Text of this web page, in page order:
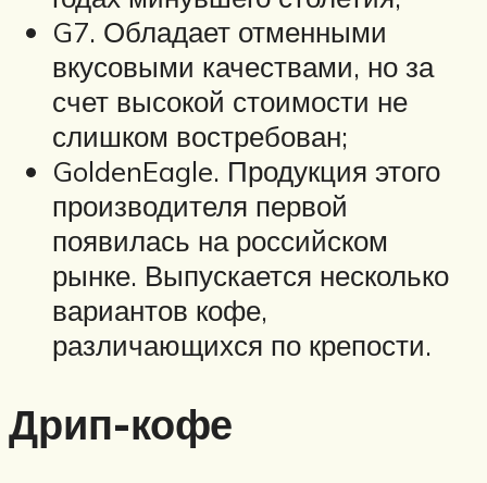
G7. Обладает отменными
вкусовыми качествами, но за
счет высокой стоимости не
слишком востребован;
GoldenEagle. Продукция этого
производителя первой
появилась на российском
рынке. Выпускается несколько
вариантов кофе,
различающихся по крепости.
Дрип-кофе